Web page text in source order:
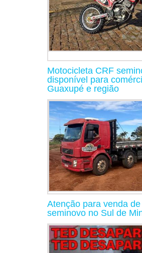
Motocicleta CRF
disponível para
Guaxupé e região
Atenção para venda
seminovo no Sul de